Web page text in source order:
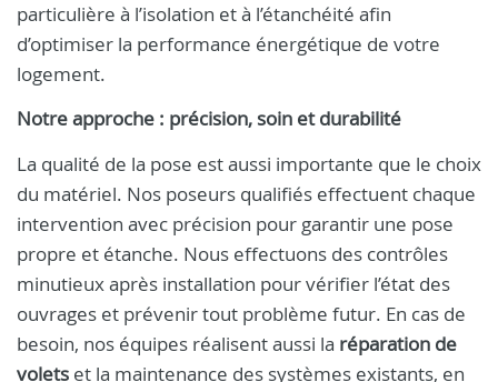
particulière à l’isolation et à l’étanchéité afin
d’optimiser la performance énergétique de votre
logement.
Notre approche : précision, soin et durabilité
La qualité de la pose est aussi importante que le choix
du matériel. Nos poseurs qualifiés effectuent chaque
intervention avec précision pour garantir une pose
propre et étanche. Nous effectuons des contrôles
minutieux après installation pour vérifier l’état des
ouvrages et prévenir tout problème futur. En cas de
besoin, nos équipes réalisent aussi la réparation de
volets et la maintenance des systèmes existants, en